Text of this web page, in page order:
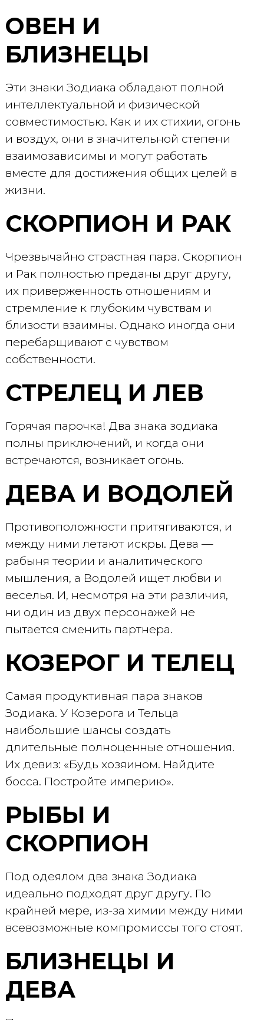
ОВЕН И
БЛИЗНЕЦЫ
Эти знаки Зодиака обладают полной
интеллектуальной и физической
совместимостью. Как и их стихии, огонь
и воздух, они в значительной степени
взаимозависимы и могут работать
вместе для достижения общих целей в
жизни.
СКОРПИОН И РАК
Чрезвычайно страстная пара. Скорпион
и Рак полностью преданы друг другу,
их приверженность отношениям и
стремление к глубоким чувствам и
близости взаимны. Однако иногда они
перебарщивают с чувством
собственности.
СТРЕЛЕЦ И ЛЕВ
Горячая парочка! Два знака зодиака
полны приключений, и когда они
встречаются, возникает огонь.
ДЕВА И ВОДОЛЕЙ
Противоположности притягиваются, и
между ними летают искры. Дева —
рабыня теории и аналитического
мышления, а Водолей ищет любви и
веселья. И, несмотря на эти различия,
ни один из двух персонажей не
пытается сменить партнера.
КОЗЕРОГ И ТЕЛЕЦ
Самая продуктивная пара знаков
Зодиака. У Козерога и Тельца
наибольшие шансы создать
длительные полноценные отношения.
Их девиз: «Будь хозяином. Найдите
босса. Постройте империю».
РЫБЫ И
СКОРПИОН
Под одеялом два знака Зодиака
идеально подходят друг другу. По
крайней мере, из-за химии между ними
всевозможные компромиссы того стоят.
БЛИЗНЕЦЫ И
ДЕВА